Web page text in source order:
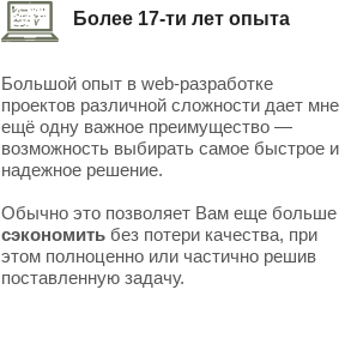
Более 17-ти лет опыта
Большой опыт в web-разработке
проектов различной сложности дает мне
ещё одну важное преимущество —
возможность выбирать самое быстрое и
надежное решение.
Обычно это позволяет Вам еще больше
сэкономитьбез потери качества, при
этом полноценно или частично решив
поставленную задачу.